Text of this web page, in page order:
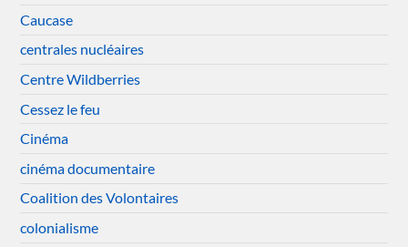
Caucase
centrales nucléaires
Centre Wildberries
Cessez le feu
Cinéma
cinéma documentaire
Coalition des Volontaires
colonialisme